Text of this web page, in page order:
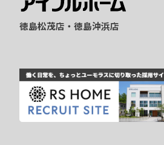
徳島松茂店・徳島沖浜店